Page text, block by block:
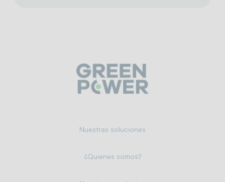
Nuestras soluciones
¿Quiénes somos?